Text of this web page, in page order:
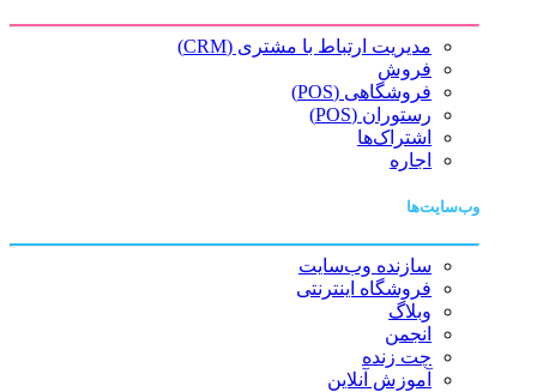
مدیریت ارتباط با مشتری (CRM)
فروش
فروشگاهی (POS)
رستوران (POS)
اشتراک‌ها
اجاره
وب‌سایت‌ها
سازنده وب‌سایت
فروشگاه اینترنتی
وبلاگ
انجمن
چت زنده
آموزش آنلاین